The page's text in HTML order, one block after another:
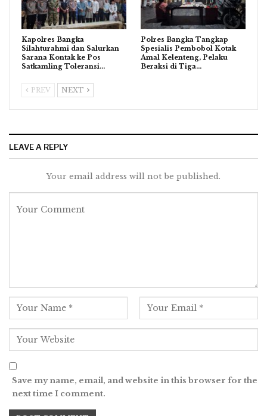
Kapolres Bangka
Silahturahmi dan Salurkan
Sarana Kontak ke Pos
Satkamling Toleransi…
Polres Bangka Tangkap
Spesialis Pembobol Kotak
Amal Kelenteng, Pelaku
Beraksi di Tiga…
PREV NEXT
LEAVE A REPLY
Your email address will not be published.
Save my name, email, and website in this browser for the
next time I comment.